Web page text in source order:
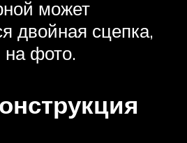
может
двойная сцепка,
на фото.